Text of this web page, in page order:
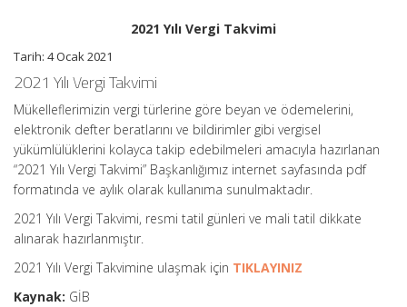
2021 Yılı Vergi Takvimi
Tarih: 4 Ocak 2021
2021 Yılı Vergi Takvimi
Mükelleflerimizin vergi türlerine göre beyan ve ödemelerini,
elektronik defter beratlarını ve bildirimler gibi vergisel
yükümlülüklerini kolayca takip edebilmeleri amacıyla hazırlanan
“2021 Yılı Vergi Takvimi” Başkanlığımız internet sayfasında pdf
formatında ve aylık olarak kullanıma sunulmaktadır.
2021 Yılı Vergi Takvimi, resmi tatil günleri ve mali tatil dikkate
alınarak hazırlanmıştır.
2021 Yılı Vergi Takvimine ulaşmak için TIKLAYINIZ
Kaynak: GİB